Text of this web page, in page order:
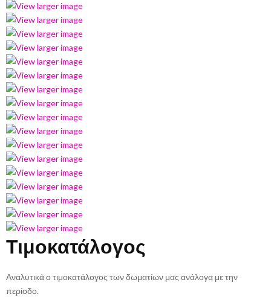
Τιμοκατάλογος
Αναλυτικά ο τιμοκατάλογος των δωματίων μας ανάλογα με την
περίοδο.